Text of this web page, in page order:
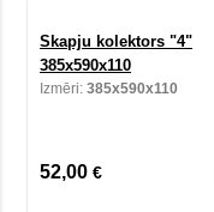
Skapju kolektors "4"
385x590x110
Izmēri: 385x590x110
52,00 €